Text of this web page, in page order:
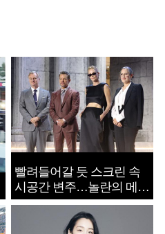
빨려들어갈 듯 스크린 속
시공간 변주…놀란의 메시
지는 ‘전쟁 속죄’